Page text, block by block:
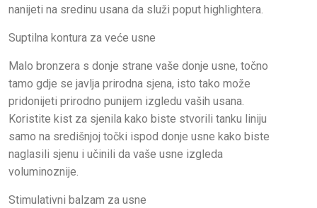
nanijeti na sredinu usana da služi poput highlightera.
Suptilna kontura za veće usne
Malo bronzera s donje strane vaše donje usne, točno
tamo gdje se javlja prirodna sjena, isto tako može
pridonijeti prirodno punijem izgledu vaših usana.
Koristite kist za sjenila kako biste stvorili tanku liniju
samo na središnjoj točki ispod donje usne kako biste
naglasili sjenu i učinili da vaše usne izgleda
voluminoznije.
Stimulativni balzam za usne